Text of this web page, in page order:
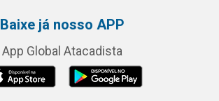
Baixe já nosso APP
App Global Atacadista